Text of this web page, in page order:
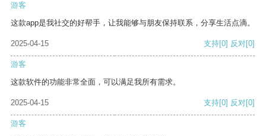
游客
这款app是我社交的好帮手，让我能够与朋友保持联系，分享生活点滴。
2025-04-15 支持[0] 反对[0]
游客
这款软件的功能非常全面，可以满足我所有需求。
2025-04-15 支持[0] 反对[0]
游客